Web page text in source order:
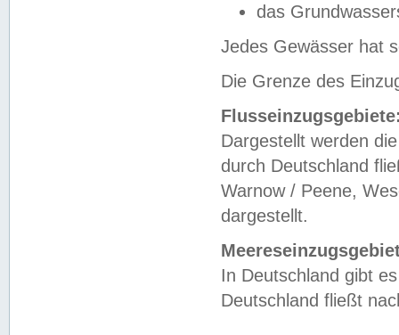
das
Jedes Gewässer hat
Die Grenze des
Dargestellt werden
durch Deutschland
Warnow / Peene,
dargestellt.
In Deutschland gibt
Deutschland fließt